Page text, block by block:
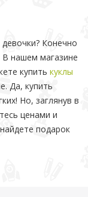
Конечно
нашем магазине
купить куклы
Да, купить
Но, заглянув в
ценами и
подарок